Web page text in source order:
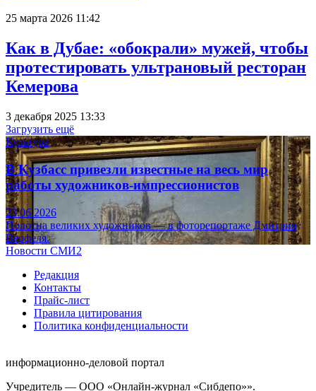
25 марта 2026 11:42
Как в Дубае: «обокрали» мужей, чтобы
протестировать ультрановый ресторан
Кемерова
3 декабря 2025 13:33
Загрузить ещё
Культура
В Кузбасс привезли известные на весь мир
работы художников-импрессионистов
23.06.2026
Полотна великих художников — в фоторепортаже Дмитрия
Верфеля.
Новости СМИ2
Редакция
Контакты
Прайс-лист
Правила цитирования
Политика конфиденциальности
информационно-деловой портал
Учредитель — ООО «Онлайн-журнал «Сибдепо»».